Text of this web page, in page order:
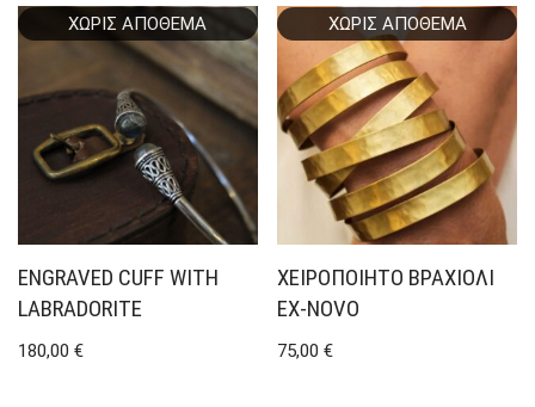
ΧΩΡΊΣ ΑΠΌΘΕΜΑ
ENGRAVED CUFF WITH
LABRADORITE
180,00 €
ΧΩΡΊΣ ΑΠΌΘΕΜΑ
ΧΕΙΡΟΠΟΊΗΤΟ ΒΡΑΧΙΌΛΙ
EX-NOVO
75,00€